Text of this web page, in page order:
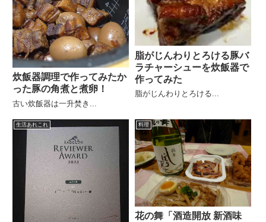
炊飯器調理で作ってみたか
った豚の角煮と煮卵！
古い炊飯器は一升焚き...
脂がじんわりとろける豚バ
ラチャーシューを炊飯器で
作ってみた
脂がじんわりとろける...
生活あれこれ 料理
花の舞「酒造開放 新酒味